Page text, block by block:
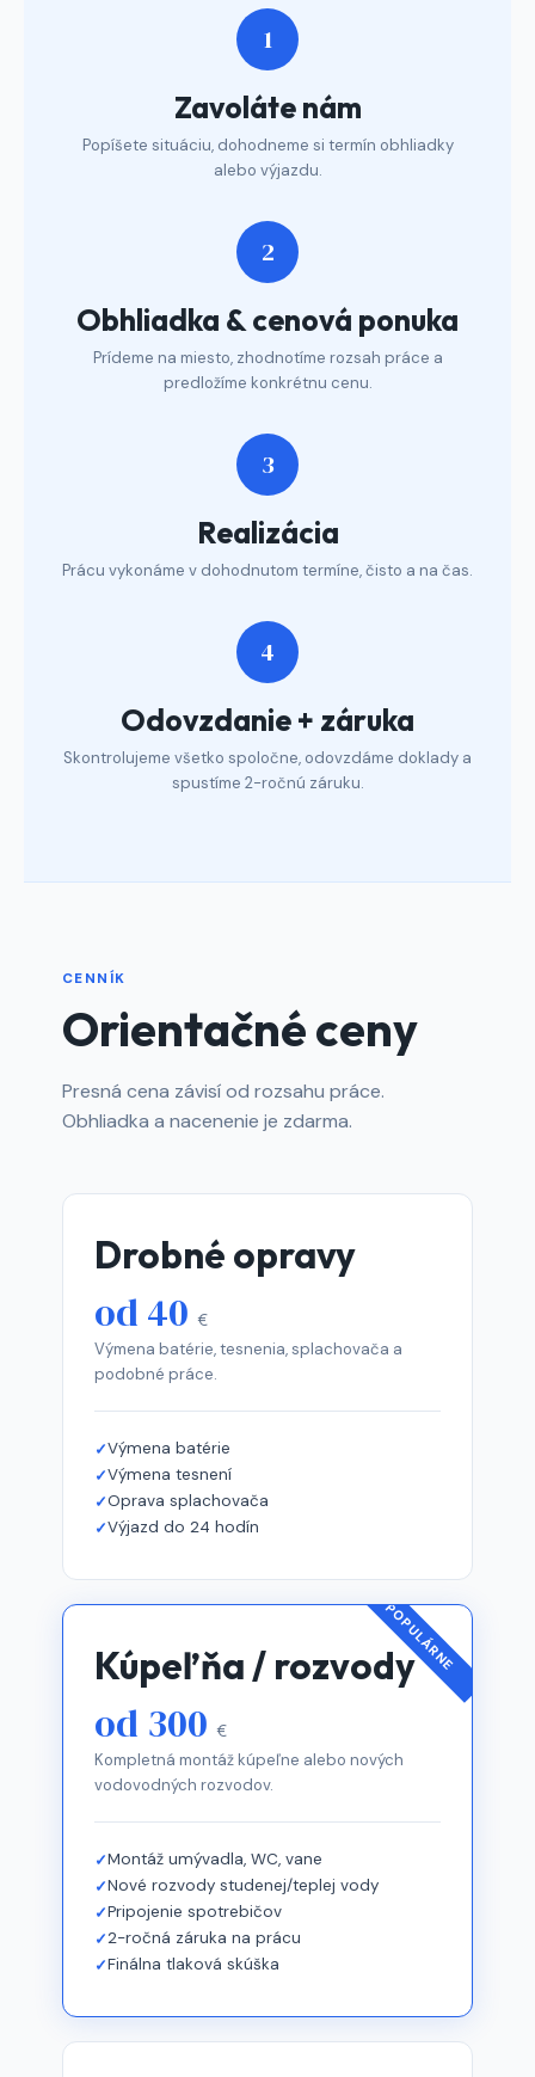
1
Zavoláte nám
Popíšete situáciu, dohodneme si termín obhliadky
alebo výjazdu.
2
Obhliadka & cenová ponuka
Prídeme na miesto, zhodnotíme rozsah práce a
predložíme konkrétnu cenu.
3
Realizácia
Prácu vykonáme v dohodnutom termíne, čisto a na čas.
4
Odovzdanie + záruka
Skontrolujeme všetko spoločne, odovzdáme doklady a
spustíme 2-ročnú záruku.
CENNÍK
Orientačné ceny
Presná cena závisí od rozsahu práce.
Obhliadka a nacenenie je zdarma.
Drobné opravy
od 40 €
Výmena batérie, tesnenia, splachovača a
podobné práce.
Výmena batérie
Výmena tesnení
Oprava splachovača
Výjazd do 24 hodín
POPULÁRNE
Kúpeľňa / rozvody
od 300 €
Kompletná montáž kúpeľne alebo nových
vodovodných rozvodov.
Montáž umývadla, WC, vane
Nové rozvody studenej/teplej vody
Pripojenie spotrebičov
2-ročná záruka na prácu
Finálna tlaková skúška